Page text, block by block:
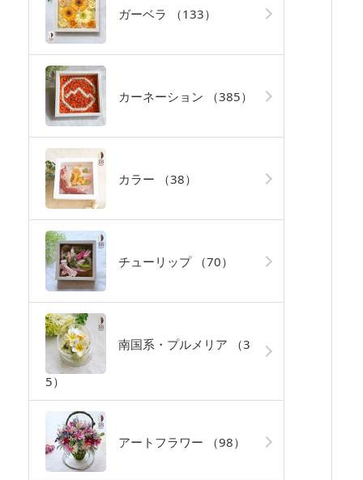
ガーベラ （133）
カーネーション （385）
カラー （38）
チューリップ （70）
南国系・プルメリア （3
5）
アートフラワー （98）